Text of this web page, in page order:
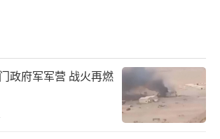
政府军军营 战火再燃